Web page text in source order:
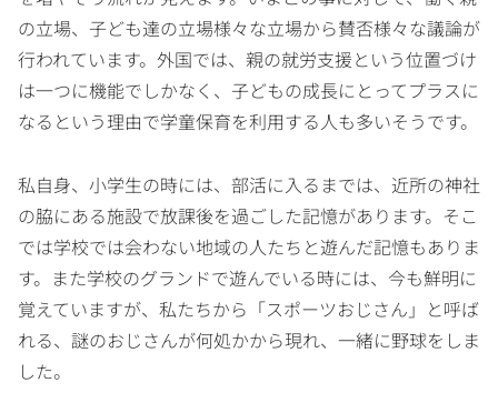
の立場、子ども達の立場様々な立場から賛否様々な議論が
行われています。外国では、親の就労支援という位置づけ
は一つに機能でしかなく、子どもの成長にとってプラスに
なるという理由で学童保育を利用する人も多いそうです。
私自身、小学生の時には、部活に入るまでは、近所の神社
の脇にある施設で放課後を過ごした記憶があります。そこ
では学校では会わない地域の人たちと遊んだ記憶もありま
す。また学校のグランドで遊んでいる時には、今も鮮明に
覚えていますが、私たちから「スポーツおじさん」と呼ば
れる、謎のおじさんが何処かから現れ、一緒に野球をしま
した。